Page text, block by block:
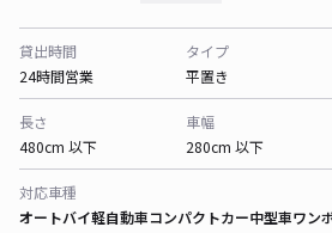
貸出時間
24時間営業
タイプ
平置き
長さ
480cm 以下
車幅
280cm 以下
対応車種
オートバイ軽自動車コンパクトカー中型車ワン